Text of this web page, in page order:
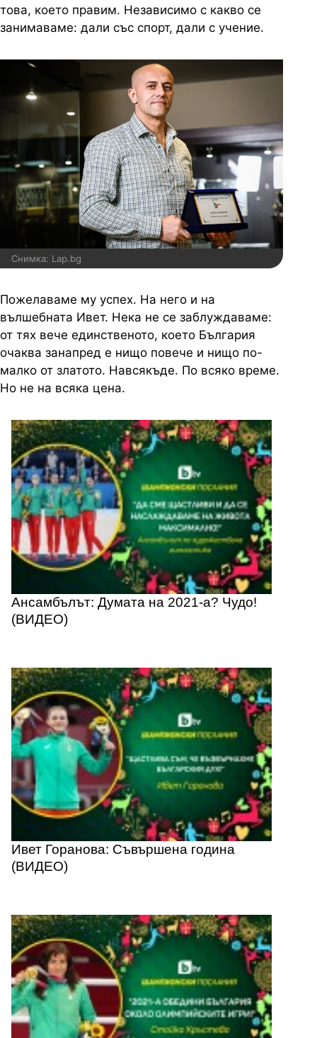
това, което правим. Независимо с какво се
занимаваме: дали със спорт, дали с учение.
Снимка: Lap.bg
Пожелаваме му успех. На него и на
вълшебната Ивет. Нека не се заблуждаваме:
от тях вече единственото, което България
очаква занапред е нищо повече и нищо по-
малко от златото. Навсякъде. По всяко време.
Но не на всяка цена.
Ансамбълът: Думата на 2021-а? Чудо!
(ВИДЕО)
Ивет Горанова: Съвършена година
(ВИДЕО)